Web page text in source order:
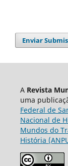
Enviar
A Revista
uma
Federal de
Nacional de
Mundos do
História